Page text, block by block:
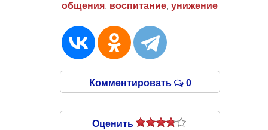
общения, воспитание, унижение
Комментировать 0
Оценить